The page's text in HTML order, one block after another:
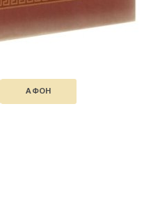
АФОН